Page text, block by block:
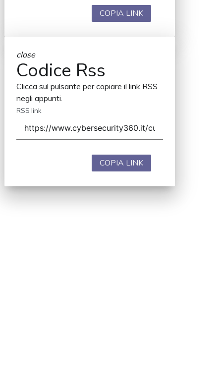
COPIA LINK
close
Codice Rss
Clicca sul pulsante per copiare il link RSS
negli appunti.
RSS link
COPIA LINK